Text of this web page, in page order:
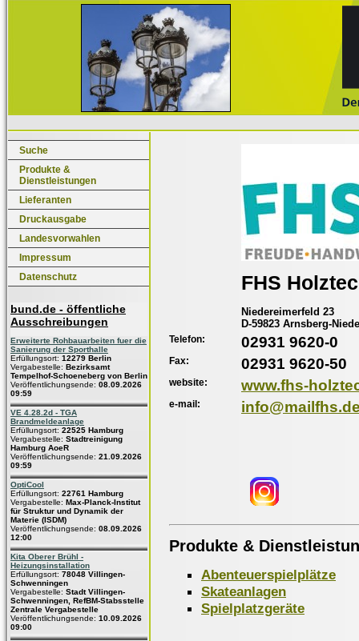
Suche
Produkte &
Dienstleistungen
Lieferanten
Druckausgabe
Landesvorwahlen
Impressum
Datenschutz
bund.de - öffentliche
Ausschreibungen
Erweiterte Rohbauarbeiten fuer die
Sanierung der Sporthalle
Erfüllungsort: 12279 Berlin
Vergabestelle: Bezirksamt
Tempelhof-Schoeneberg von Berlin
Veröffentlichungsende: 08.09.2026
09:59
VE 4.28.2d - TGA
Brandmeldeanlage
Erfüllungsort: 22525 Hamburg
Vergabestelle: Stadtreinigung
Hamburg AoeR
Veröffentlichungsende: 21.09.2026
09:59
OptiCool
Erfüllungsort: 22761 Hamburg
Vergabestelle: Max-Planck-Institut
für Struktur und Dynamik der
Materie (ISDM)
Veröffentlichungsende: 08.09.2026
12:00
Kita Oberer Brühl -
Heizungsinstallation
Erfüllungsort: 78048 Villingen-
Schwenningen
Vergabestelle: Stadt Villingen-
Schwenningen, RefBM-Stabsstelle
Zentrale Vergabestelle
Veröffentlichungsende: 10.09.2026
09:00
FHS
Niedereimerfeld 23
D-59823 Arnsberg-
Telefon: 02931 9620-0
Fax: 02931 9620-50
website: www.fhs-
e-mail:
Produkte &
Abenteuerspielplätze
Skateanlagen
Spielplatzgeräte